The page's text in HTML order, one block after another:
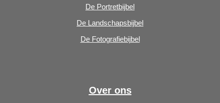
De Portretbijbel
De Landschapsbijbel
De Fotografiebijbel
Over ons